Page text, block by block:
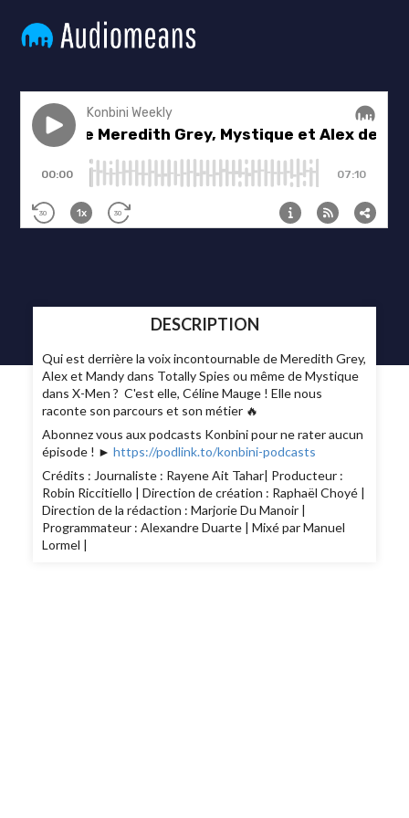
DESCRIPTION
Qui est derrière la voix incontournable de Meredith Grey,
Alex et Mandy dans Totally Spies ou même de Mystique
dans X-Men ? C'est elle, Céline Mauge ! Elle nous
raconte son parcours et son métier 🔥
Abonnez vous aux podcasts Konbini pour ne rater aucun
épisode ! ►https://podlink.to/konbini-podcasts
Crédits : Journaliste : Rayene Ait Tahar| Producteur :
Robin Riccitiello | Direction de création : Raphaël Choyé |
Direction de la rédaction : Marjorie Du Manoir |
Programmateur : Alexandre Duarte | Mixé par Manuel
Lormel |